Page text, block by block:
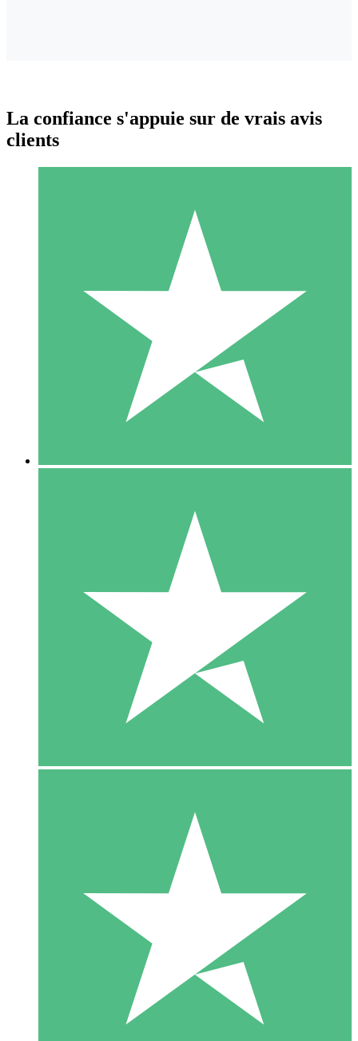
Packs de Crédits Individuels
Payez à l'utilisation avec des crédits de téléchargement. Sans
1 Téléchargement
10 00
10 Téléchargements
20 00
La confiance s'appuie sur de vrais avis
clients